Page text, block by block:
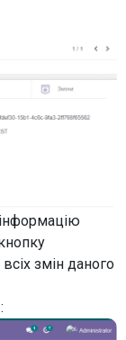
змін даного